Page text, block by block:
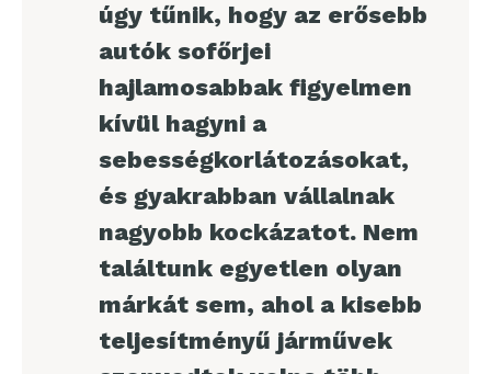
úgy tűnik, hogy az erősebb
autók sofőrjei
hajlamosabbak figyelmen
kívül hagyni a
sebességkorlátozásokat,
és gyakrabban vállalnak
nagyobb kockázatot. Nem
találtunk egyetlen olyan
márkát sem, ahol a kisebb
teljesítményű járművek